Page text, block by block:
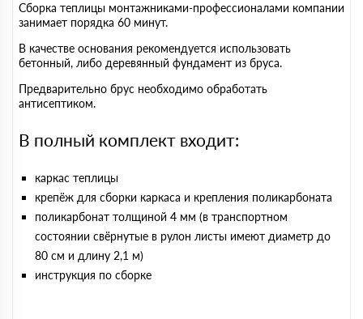
Сборка теплицы монтажниками-профессионалами компании
занимает порядка 60 минут.
В качестве основания рекомендуется использовать
бетонный, либо деревянный фундамент из бруса.
Предварительно брус необходимо обработать
антисептиком.
В полный комплект входит:
каркас теплицы
крепёж для сборки каркаса и крепления поликарбоната
поликарбонат толщиной 4 мм (в транспортном
состоянии свёрнутые в рулон листы имеют диаметр до
80 см и длину 2,1 м)
инструкция по сборке